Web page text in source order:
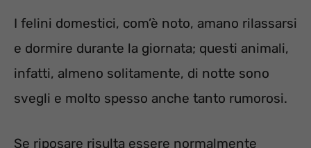
I felini domestici, com’è noto, amano rilassarsi
e dormire durante la giornata; questi animali,
infatti, almeno solitamente, di notte sono
svegli e molto spesso anche tanto rumorosi.
Se riposare risulta essere normalmente